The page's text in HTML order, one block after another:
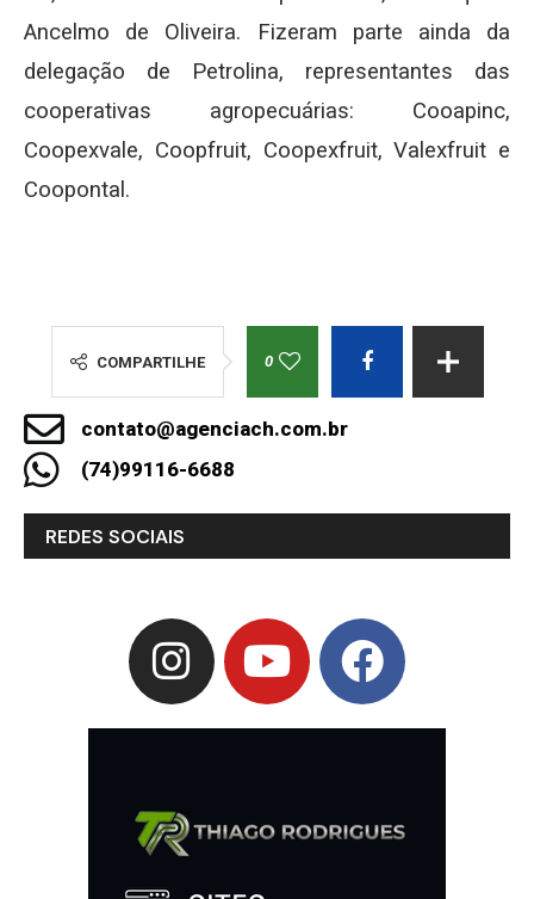
Ancelmo de Oliveira. Fizeram parte ainda da
delegação de Petrolina, representantes das
cooperativas agropecuárias: Cooapinc,
Coopexvale, Coopfruit, Coopexfruit, Valexfruit e
Coopontal.
COMPARTILHE 0
contato@agenciach.com.br
(74)99116-6688
REDES SOCIAIS